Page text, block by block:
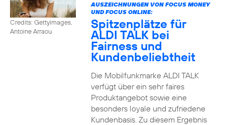
Credits: Gettyimages,
Antoine Arraou
AUSZEICHNUNGEN VON FOCUS MONEY
UND FOCUS ONLINE:
Spitzenplätze für
ALDI TALK bei
Fairness und
Kundenbeliebtheit
Die Mobilfunkmarke ALDI TALK
verfügt über ein sehr faires
Produktangebot sowie eine
besonders loyale und zufriedene
Kundenbasis. Zu diesem Ergebnis